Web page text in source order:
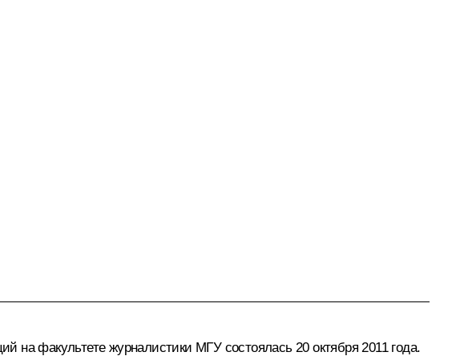
на факультете журналистики МГУ состоялась 20 октября 2011 года.